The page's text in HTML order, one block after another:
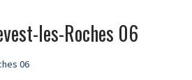
les-Roches 06
06